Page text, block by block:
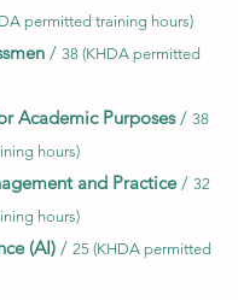
permitted training hours)
/ 38 (KHDA permitted
Academic Purposes/ 38
hours)
and Practice/ 32
hours)
(AI) / 25 (KHDA permitted